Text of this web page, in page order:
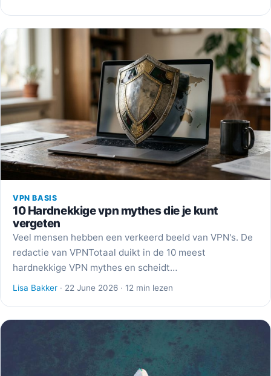
VPN BASIS
10 Hardnekkige vpn mythes die je kunt
vergeten
Veel mensen hebben een verkeerd beeld van VPN's. De
redactie van VPNTotaal duikt in de 10 meest
hardnekkige VPN mythes en scheidt…
Lisa Bakker · 22 June 2026 · 12 min lezen